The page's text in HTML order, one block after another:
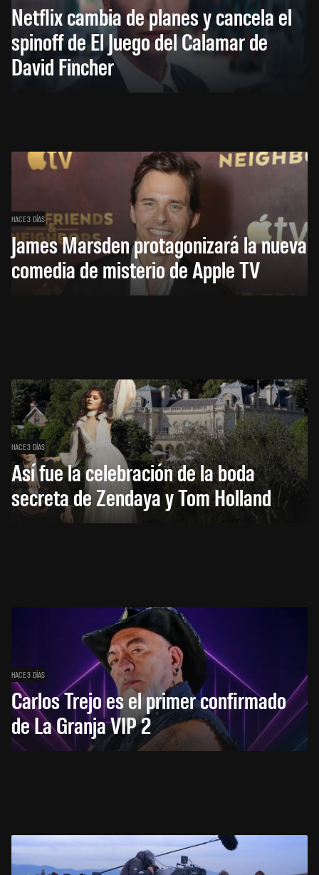
Netflix cambia de planes y cancela el
spinoff de El Juego del Calamar de
David Fincher
HACE 3 DÍAS
James Marsden protagonizará la nueva
comedia de misterio de Apple TV
HACE 3 DÍAS
Así fue la celebración de la boda
secreta de Zendaya y Tom Holland
HACE 3 DÍAS
Carlos Trejo es el primer confirmado
de La Granja VIP 2